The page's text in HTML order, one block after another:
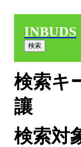
INBUDS
検索キ
讓
検索対